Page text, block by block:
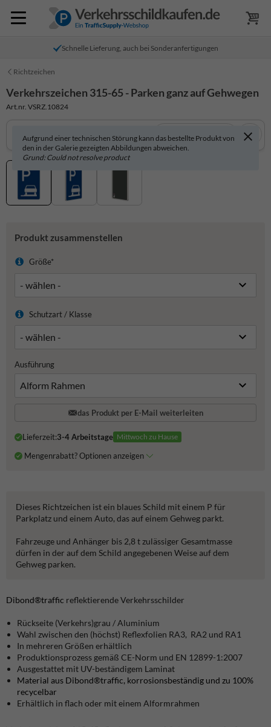
Schnelle Lieferung, auch bei Sonderanfertigungen
Richtzeichen
Verkehrszeichen 315-65 - Parken ganz auf Gehwegen
Art.nr. VSRZ.10824
Aufgrund einer technischen Störung kann das bestellte Produkt von
den in der Galerie gezeigten Abbildungen abweichen.
Grund: Could not resolve product
In 3D anzeigen
Produkt zusammenstellen
Größe*
Schutzart / Klasse
Ausführung
das Produkt per E-Mail weiterleiten
Lieferzeit:3-4 Arbeitstage Mittwoch zu Hause
Mengenrabatt? Optionen anzeigen
Dieses Richtzeichen ist ein blaues Schild mit einem P für
Parkplatz und einem Auto, das auf einem Gehweg parkt.
Fahrzeuge und Anhänger bis 2,8 t zulässiger Gesamtmasse
dürfen in der auf dem Schild angegebenen Weise auf dem
Gehweg parken.
Dibond®traffic reflektierende Verkehrsschilder
Rückseite (Verkehrs)grau / Aluminium
Wahl zwischen den (höchst) Reflexfolien RA3, RA2 und RA1
In mehreren Größen erhältlich
Produktionsprozess gemäß CE-Norm und EN 12899-1:2007
Ausgestattet mit UV-beständigem Laminat
Material aus Dibond®traffic, korrosionsbeständig und zu 100%
recycelbar
Erhältlich in flach oder mit einem Alformrahmen